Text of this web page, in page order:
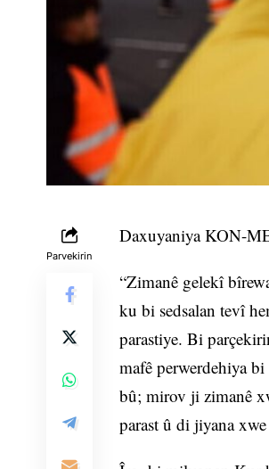
Parvekirin
Daxuyaniya KON-
“Zimanê gelekî
ku bi sedsalan tevî
parastiye. Bi
mafê perwerdehiya
bû; mirov ji zimanê
parast û di jiyana